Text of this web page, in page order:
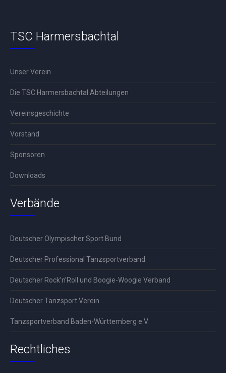
TSC Harmersbachtal
Unser Verein
Die TSC Harmersbachtal Abteilungen
Vereinsgeschichte
Vorstand
Sponsoren
Downloads
Verbände
Deutscher Olympischer Sport Bund
Deutscher Professional Tanzsportverband
Deutscher Rock’n’Roll und Boogie-Woogie Verband
Deutscher Tanzsport Verein
Tanzsportverband Baden-Württemberg e.V.
Rechtliches